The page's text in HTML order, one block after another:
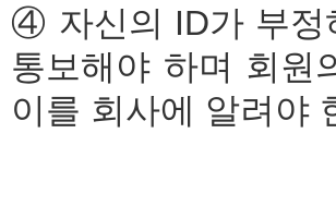
④ 자신의 ID가 부정
통보해야 하며 회원
이를 회사에 알려야